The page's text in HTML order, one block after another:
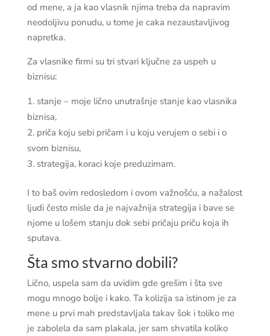
od mene, a ja kao vlasnik njima treba da napravim
neodoljivu ponudu, u tome je caka nezaustavljivog
napretka.
Za vlasnike firmi su tri stvari ključne za uspeh u
biznisu:
stanje – moje lično unutrašnje stanje kao vlasnika
biznisa,
priča koju sebi pričam i u koju verujem o sebi i o
svom biznisu,
strategija, koraci koje preduzimam.
I to baš ovim redosledom i ovom važnošću, a nažalost
ljudi često misle da je najvažnija strategija i bave se
njome u lošem stanju dok sebi pričaju priču koja ih
sputava.
Šta smo stvarno dobili?
Lično, uspela sam da uvidim gde grešim i šta sve
mogu mnogo bolje i kako. Ta kolizija sa istinom je za
mene u prvi mah predstavljala takav šok i toliko me
je zabolela da sam plakala, jer sam shvatila koliko